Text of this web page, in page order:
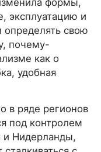
формы,
эксплуатацию и
свою
почему-
как о
удобная
в ряде регионов
под контролем
и Нидерланды,